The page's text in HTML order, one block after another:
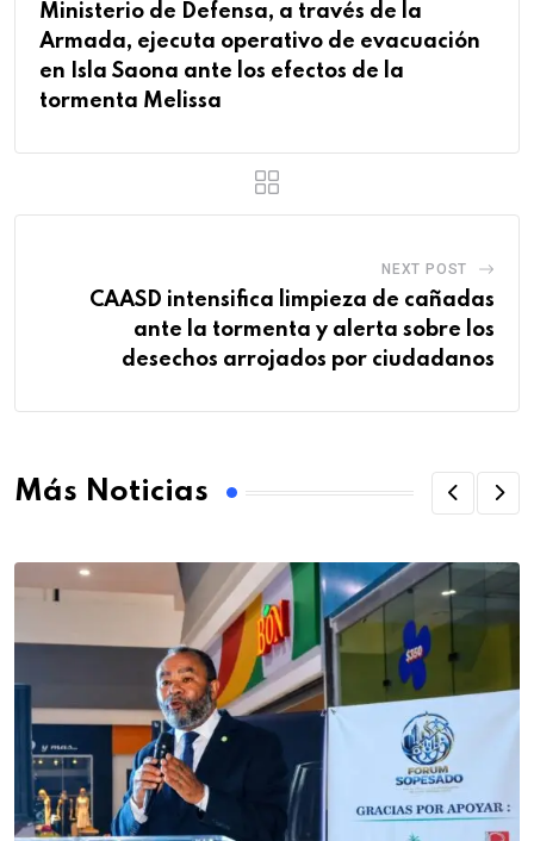
Ministerio de Defensa, a través de la
Armada, ejecuta operativo de evacuación
en Isla Saona ante los efectos de la
tormenta Melissa
NEXT POST
CAASD intensifica limpieza de cañadas
ante la tormenta y alerta sobre los
desechos arrojados por ciudadanos
Más Noticias